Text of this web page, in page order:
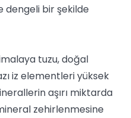
bir şekilde
tuzu, doğal
iz elementleri yüksek
aşırı miktarda
zehirlenmesine